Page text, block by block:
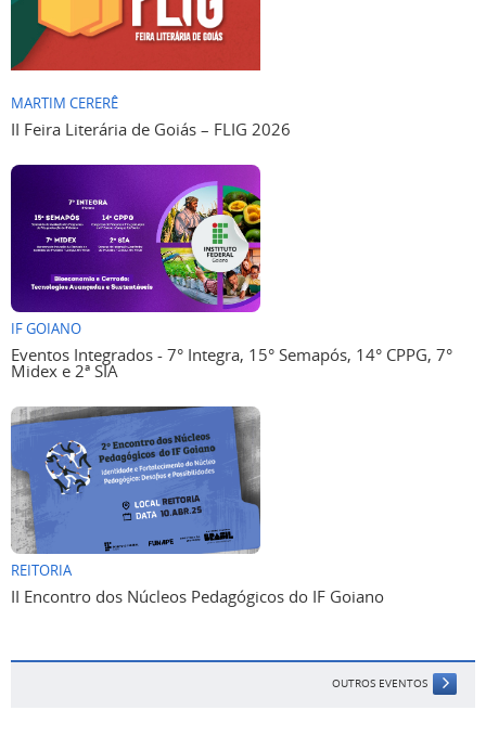
MARTIM CERERÊ
II Feira Literária de Goiás – FLIG 2026
IF GOIANO
Eventos Integrados - 7° Integra, 15° Semapós, 14° CPPG, 7°
Midex e 2ª SIA
REITORIA
II Encontro dos Núcleos Pedagógicos do IF Goiano
OUTROS EVENTOS